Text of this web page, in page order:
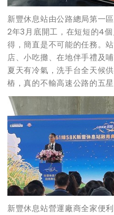
新豐休息站由公路總局第一
2年3月底開工，在短短的4
得，簡直是不可能的任務。
店、小吃攤、在地伴手禮及
夏天有冷氣，洗手台全天候
樁，真的不輸高速公路的五星
新豐休息站營運廠商全家便